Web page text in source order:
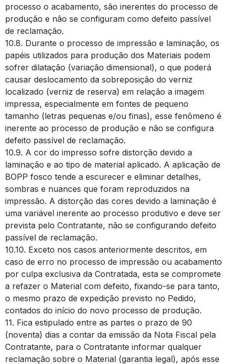
processo o acabamento, são inerentes do processo de
produção e não se configuram como defeito passível
de reclamação.
10.8. Durante o processo de impressão e laminação, os
papéis utilizados para produção dos Materiais podem
sofrer dilatação (variação dimensional), o que poderá
causar deslocamento da sobreposição do verniz
localizado (verniz de reserva) em relação a imagem
impressa, especialmente em fontes de pequeno
tamanho (letras pequenas e/ou finas), esse fenômeno é
inerente ao processo de produção e não se configura
defeito passível de reclamação.
10.9. A cor do impresso sofre distorção devido a
laminação e ao tipo de material aplicado. A aplicação de
BOPP fosco tende a escurecer e eliminar detalhes,
sombras e nuances que foram reproduzidos na
impressão. A distorção das cores devido a laminação é
uma variável inerente ao processo produtivo e deve ser
prevista pelo Contratante, não se configurando defeito
passível de reclamação.
10.10. Exceto nos casos anteriormente descritos, em
caso de erro no processo de impressão ou acabamento
por culpa exclusiva da Contratada, esta se compromete
a refazer o Material com defeito, fixando-se para tanto,
o mesmo prazo de expedição previsto no Pedido,
contados do início do novo processo de produção.
11. Fica estipulado entre as partes o prazo de 90
(noventa) dias a contar da emissão da Nota Fiscal pela
Contratante, para o Contratante informar qualquer
reclamação sobre o Material (garantia legal), após esse